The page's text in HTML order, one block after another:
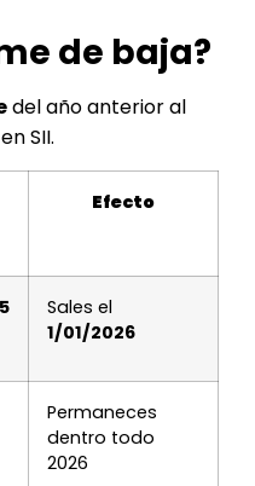
de baja?
del año anterior al
SII.
Efecto
Sales el
1/01/2026
Permaneces
dentro todo
2026